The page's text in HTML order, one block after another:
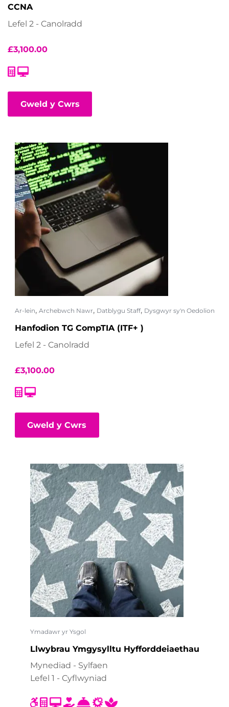
CCNA
Lefel 2 - Canolradd
£3,100.00
Gweld y Cwrs
Ar-lein, Archebwch Nawr, Datblygu Staff, Dysgwyr sy'n Oedolion
Hanfodion TG CompTIA (ITF+ )
Lefel 2 - Canolradd
£3,100.00
Gweld y Cwrs
Ymadawr yr Ysgol
Llwybrau Ymgysylltu Hyfforddeiaethau
Mynediad - Sylfaen
Lefel 1 - Cyflwyniad